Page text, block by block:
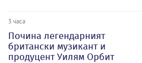
3 часа
Почина легендарният
британски музикант и
продуцент Уилям Орбит